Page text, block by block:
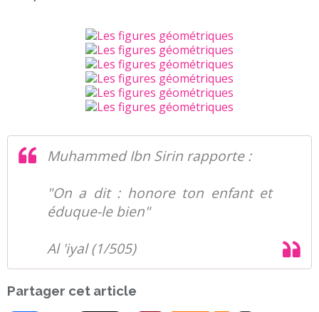
Muhammed Ibn Sirin rapporte :
"On a dit : honore ton enfant et
éduque-le bien"
Al 'iyal (1/505)
Partager cet article